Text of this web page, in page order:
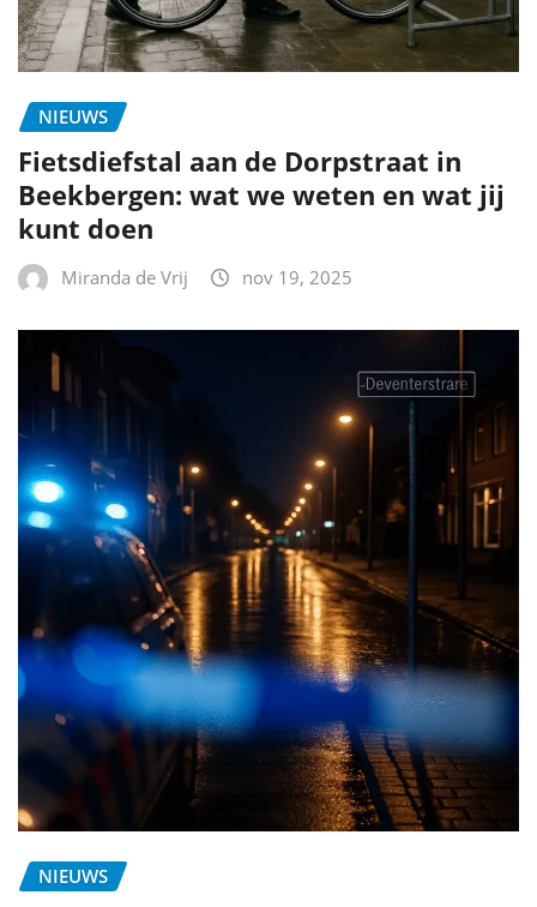
NIEUWS
Fietsdiefstal aan de Dorpstraat in
Beekbergen: wat we weten en wat jij
kunt doen
Miranda de Vrij nov 19, 2025
NIEUWS